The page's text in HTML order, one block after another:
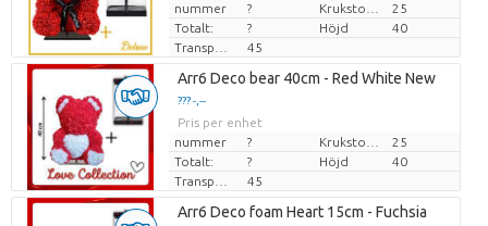
nummer
?
25
Totalt:
? Höjd
40
45
Arr6 Deco bear 40cm - Red White New
??? -,--
Pris per enhet
nummer
?
25
Totalt:
? Höjd
40
45
Arr6 Deco foam Heart 15cm - Fuchsia